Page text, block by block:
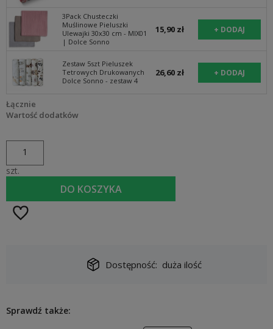
3Pack Chusteczki
Muślinowe Pieluszki
Ulewajki 30x30 cm - MIX01
| Dolce Sonno
15,90 zł
Zestaw 5szt Pieluszek
Tetrowych Drukowanych
Dolce Sonno - zestaw 4
26,60 zł
Łącznie
Wartość dodatków
szt.
DO KOSZYKA
Dostępność: duża ilość
Sprawdź także: